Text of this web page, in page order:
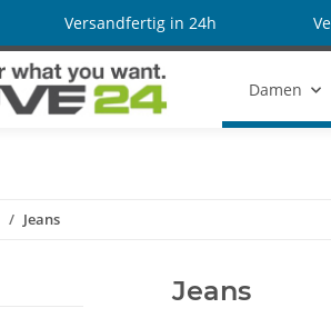
Versandfertig in 24h
Damen
Jeans
Jeans